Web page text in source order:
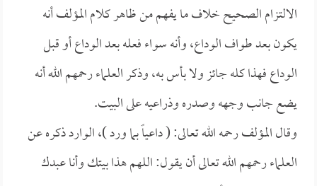
الالتزام الصحيح خلاف ما يفهم من ظاهر كلام المؤلف أنه
يكون بعد طواف الوداع، وأنه سواء فعله بعد الوداع أو قبل
الوداع فهذا كله جائز ولا بأس به، وذكر العلماء رحمهم الله أنه
يضع جانب وجهه وصدره وذراعيه على البيت.
وقال المؤلف رحمه الله تعالى: ( داعياً بما ورد )، الوارد ذكره عن
العلماء رحمهم الله تعالى أن يقول: اللهم هذا بيتك وأنا عبدك